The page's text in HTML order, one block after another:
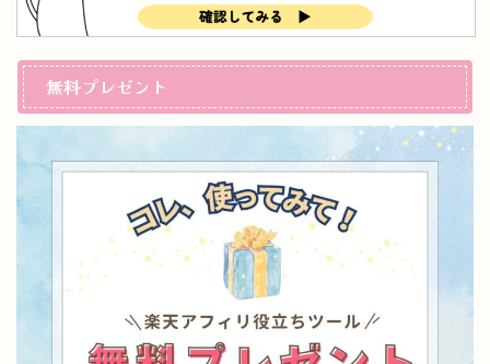
無料プレゼント